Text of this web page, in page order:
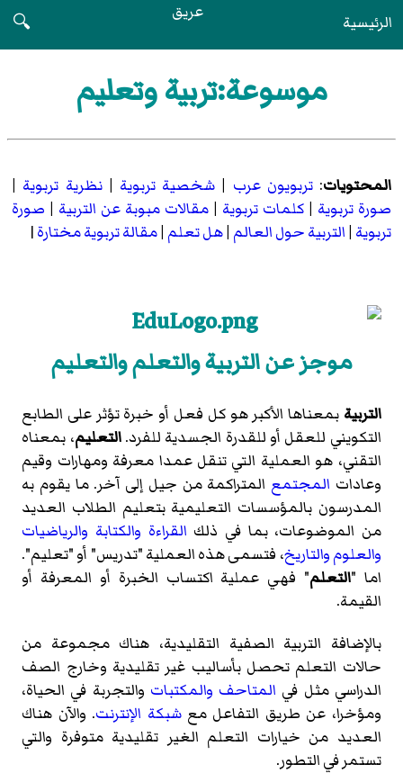
الرئيسية عريق
🔍
موسوعة:تربية وتعليم
المحتويات:تربويون عرب | شخصية تربوية |نظرية تربوية |
صورة تربوية |كلمات تربوية | مقالات مبوبة عن التربية | صورة
تربوية |التربية حول العالم |هل تعلم |مقالة تربوية مختارة |
موجز عن التربية والتعلم والتعليم
التربية بمعناها الأكبر هو كل فعل أو خبرة تؤثر على الطابع
التكويني للعقل أو للقدرة الجسدية للفرد.التعليم، بمعناه
التقني، هو العملية التي تنقل عمدا معرفة ومهارات وقيم
وعادات المجتمع المتراكمة من جيل إلى آخر. ما يقوم به
المدرسون بالمؤسسات التعليمية بتعليم الطلاب العديد
من الموضوعات، بما في ذلك القراءة والكتابة والرياضيات
والعلوموالتاريخ، فتسمى هذه العملية "تدريس" أو "تعليم".
اما "التعلم" فهي عملية اكتساب الخبرة أو المعرفة أو
القيمة.
بالإضافة التربية الصفية التقليدية، هناك مجموعة من
حالات التعلم تحصل بأساليب غير تقليدية وخارج الصف
الدراسي مثل في المتاحف والمكتبات والتجربة في الحياة،
ومؤخرا، عن طريق التفاعل معشبكة الإنترنت. والآن هناك
العديد من خيارات التعلم الغير تقليدية متوفرة والتي
تستمر في التطور.